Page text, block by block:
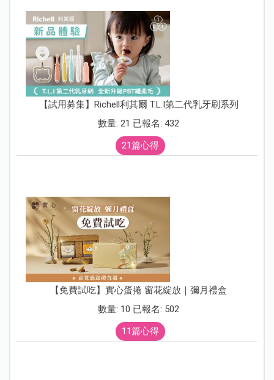
【試用募集】Richell利其爾 T.L.I第二代乳牙刷系列
數量: 21 已報名: 432
21篇心得
【免費試吃】實心蛋捲 窗花綻放｜彌月禮盒
數量: 10 已報名: 502
11篇心得